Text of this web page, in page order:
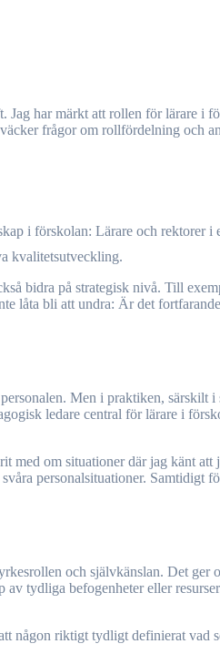
frågor om rollfördelning och
kvalitetsutveckling.
bidra på strategisk nivå. Till
låta bli att undra: Är det
Men i praktiken, särskilt
ledare central för lärare i
med om situationer där jag känt att
personalsituationer. Samtidigt
och självkänslan. Det ger
tydliga befogenheter eller
någon riktigt tydligt definierat vad